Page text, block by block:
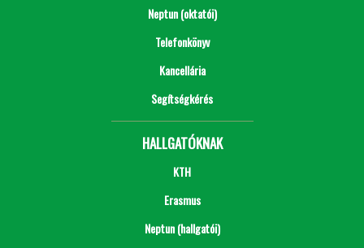
Neptun (oktatói)
Telefonkönyv
Kancellária
Segítségkérés
HALLGATÓKNAK
KTH
Erasmus
Neptun (hallgatói)